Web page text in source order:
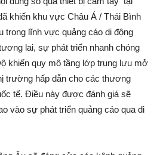
khiến khu vực Châu Á / Thái Bình
trong lĩnh vực quảng cáo di động
lai, sự phát triển nhanh chóng
khiến quy mô tầng lớp trung lưu mở
trường hấp dẫn cho các thương
tế. Điều này được đánh giá sẽ
vào sự phát triển quảng cáo qua di